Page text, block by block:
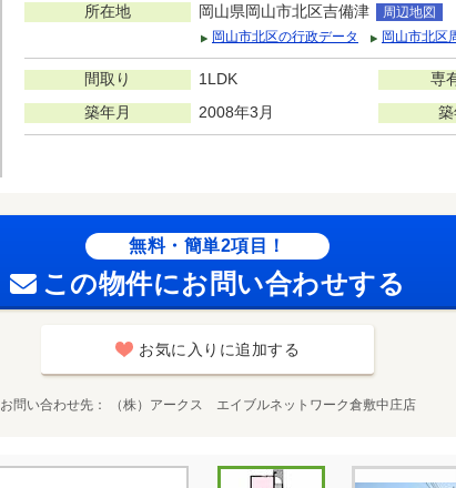
所在地 岡山県岡山市北区吉備津
周辺地図
岡山市北区の行政データ
岡山市北区
間取り 1LDK 専
築年月 2008年3月
無料・簡単2項目！
この物件にお問い合わせする
お気に入りに追加する
お問い合わせ先 （株）アークス エイブルネットワーク倉敷中庄店